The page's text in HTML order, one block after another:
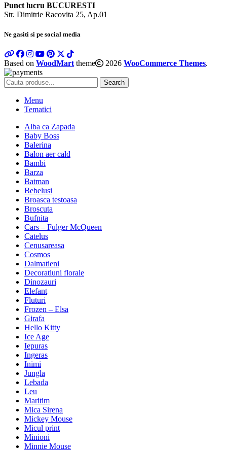
Punct lucru BUCURESTI
Str. Dimitrie Racovita 25, Ap.01
Ne gasiti si pe social media
Based on WoodMart theme 2026 WooCommerce Themes.
Search
Menu
Tematici
Alba ca Zapada
Baby Boss
Balerina
Balon aer cald
Bambi
Barza
Batman
Bebelusi
Broasca testoasa
Broscuta
Bufnita
Cars – Fulger McQueen
Catelus
Cenusareasa
Cosmos
Dalmatieni
Decoratiuni florale
Dinozauri
Elefant
Fluturi
Frozen – Elsa
Girafa
Hello Kitty
Ice Age
Iepuras
Ingeras
Inimi
Jungla
Lebada
Leu
Maritim
Mica Sirena
Mickey Mouse
Micul print
Minioni
Minnie Mouse